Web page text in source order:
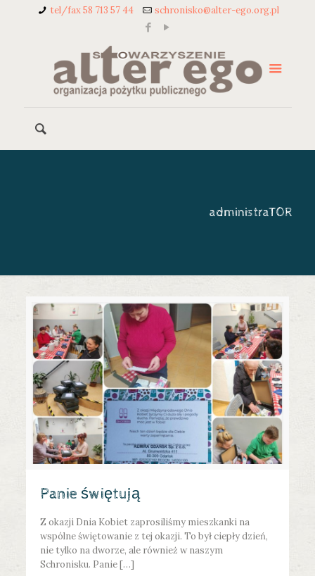
tel/fax 58 713 57 44 schronisko@alter-ego.org.pl
administraT0R
Panie świętują
Z okazji Dnia Kobiet zaprosiliśmy mieszkanki na
wspólne świętowanie z tej okazji. To był ciepły dzień,
nie tylko na dworze, ale również w naszym
Schronisku. Panie […]